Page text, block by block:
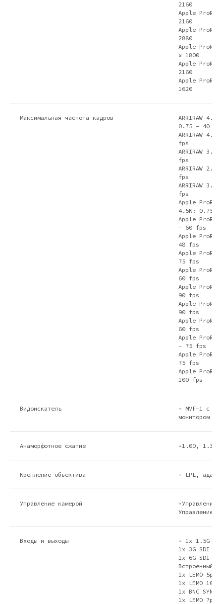
2160
Apple
2160
Apple
2880
Apple
x 1800
Apple
2160
Apple
1620
Максимальная частота кадров
ARRIRAW
0.75 - 40
ARRIRAW
fps
ARRIRAW
fps
ARRIRAW
fps
ARRIRAW
fps
Apple
4.5K: 0.75 -
Apple
- 60 fps
Apple
48 fps
Apple
75 fps
Apple
60 fps
Apple
90 fps
Apple
90 fps
Apple
60 fps
Apple
- 75 fps
Apple
75 fps
Apple
100 fps
Видоискатель
+ MVF-1 с
монитором
Анаморфотное сжатие +1.00, 1.30,
Крепление объектива + LPL,
Управление камерой
Управление
Входы и выходы
+ 1x 1.5G
1x 3G SDI
1x 6G SDI &
Встроенный
1x LEMO
1x LEMO
1x BNC SYNC
1x LEMO 7pin